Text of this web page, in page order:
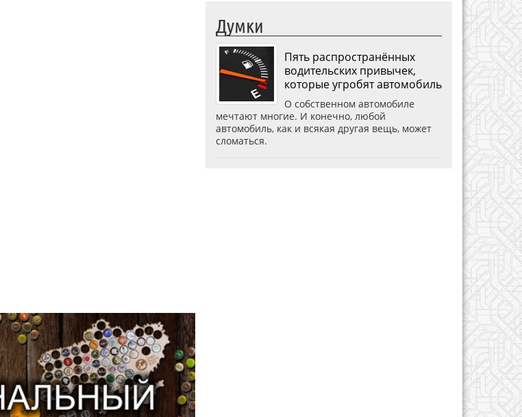
Думки
Пять распространённых
водительских привычек,
которые угробят автомобиль
О собственном автомобиле
мечтают многие. И конечно, любой
автомобиль, как и всякая другая вещь, может
сломаться.